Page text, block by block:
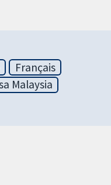
Français
Malaysia